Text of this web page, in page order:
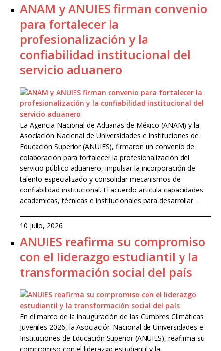
ANAM y ANUIES firman convenio
para fortalecer la
profesionalización y la
confiabilidad institucional del
servicio aduanero
La Agencia Nacional de Aduanas de México (ANAM) y la
Asociación Nacional de Universidades e Instituciones de
Educación Superior (ANUIES), firmaron un convenio de
colaboración para fortalecer la profesionalización del
servicio público aduanero, impulsar la incorporación de
talento especializado y consolidar mecanismos de
confiabilidad institucional. El acuerdo articula capacidades
académicas, técnicas e institucionales para desarrollar…
10 julio, 2026
ANUIES reafirma su compromiso
con el liderazgo estudiantil y la
transformación social del país
En el marco de la inauguración de las Cumbres Climáticas
Juveniles 2026, la Asociación Nacional de Universidades e
Instituciones de Educación Superior (ANUIES), reafirma su
compromiso con el liderazgo estudiantil y la